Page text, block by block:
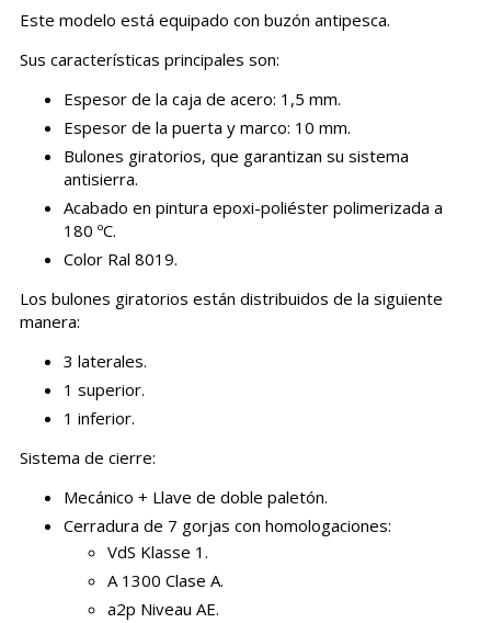
Este modelo está equipado con buzón antipesca.
Sus características principales son:
Espesor de la caja de acero: 1,5 mm.
Espesor de la puerta y marco: 10 mm.
Bulones giratorios, que garantizan su sistema
antisierra.
Acabado en pintura epoxi-poliéster polimerizada a
180 ºC.
Color Ral 8019.
Los bulones giratorios están distribuidos de la siguiente
manera:
3 laterales.
1 superior.
1 inferior.
Sistema de cierre:
Mecánico + Llave de doble paletón.
Cerradura de 7 gorjas con homologaciones:
VdS Klasse 1.
A 1300 Clase A.
a2p Niveau AE.